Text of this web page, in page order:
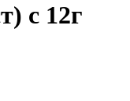
c 12г